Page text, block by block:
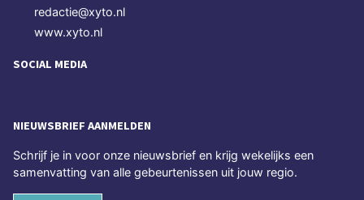
redactie@xyto.nl
www.xyto.nl
SOCIAL MEDIA
NIEUWSBRIEF AANMELDEN
Schrijf je in voor onze nieuwsbrief en krijg wekelijks een
samenvatting van alle gebeurtenissen uit jouw regio.